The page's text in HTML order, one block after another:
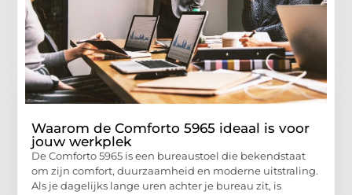
Waarom de Comforto 5965 ideaal is voor
jouw werkplek
De Comforto 5965 is een bureaustoel die bekendstaat
om zijn comfort, duurzaamheid en moderne uitstraling.
Als je dagelijks lange uren achter je bureau zit, is